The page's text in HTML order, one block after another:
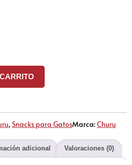
, Snacks para GatosMarca:Churu
adicional Valoraciones (0)